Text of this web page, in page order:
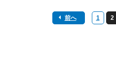
前へ 1 2